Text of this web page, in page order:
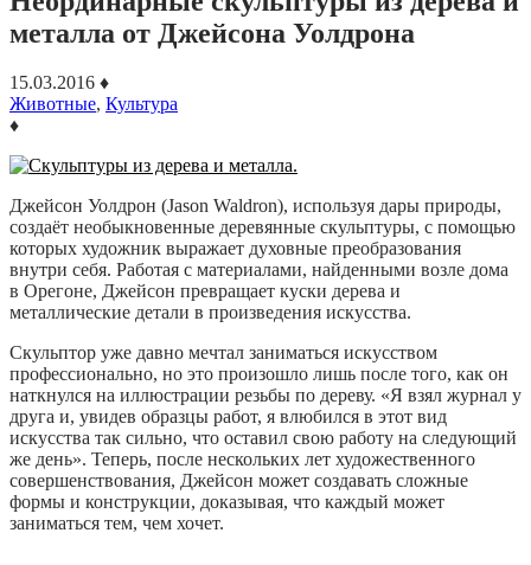
металла от Джейсона Уолдрона
15.03.2016 ♦
Животные, Культура
♦
Джейсон Уолдрон (Jason Waldron), используя дары природы,
создаёт необыкновенные деревянные скульптуры, с помощью
которых художник выражает духовные преобразования
внутри себя. Работая с материалами, найденными возле дома
в Орегоне, Джейсон превращает куски дерева и
металлические детали в произведения искусства.
Скульптор уже давно мечтал заниматься искусством
профессионально, но это произошло лишь после того, как он
наткнулся на иллюстрации резьбы по дереву. «Я взял журнал у
друга и, увидев образцы работ, я влюбился в этот вид
искусства так сильно, что оставил свою работу на следующий
же день». Теперь, после нескольких лет художественного
совершенствования, Джейсон может создавать сложные
формы и конструкции, доказывая, что каждый может
заниматься тем, чем хочет.